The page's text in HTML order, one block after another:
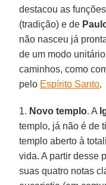
destacou as
(tradição) e de
não nasceu já
de um modo
caminhos, como
pelo Espírito Santo.
1. Novo templo. A
templo, já não é de
templo aberto à
vida. A partir desse
suas quatro notas